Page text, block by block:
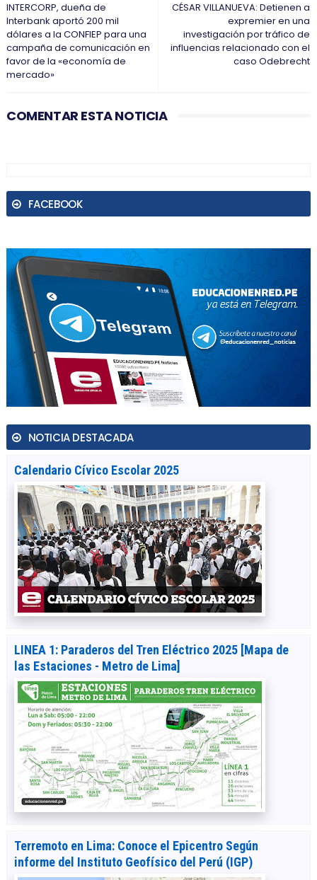
CÉSAR VILLANUEVA: Detienen a
expremier en una
investigación por tráfico de
influencias relacionado con el
caso Odebrecht
INTERCORP, dueña de
Interbank aportó 200 mil
dólares a la CONFIEP para una
campaña de comunicación en
favor de la «economía de
mercado»
COMENTAR ESTA NOTICIA
FACEBOOK
NOTICIA DESTACADA
Calendario Cívico Escolar 2025
LINEA 1: Paraderos del Tren Eléctrico 2025 [Mapa de
las Estaciones - Metro de Lima]
Terremoto en Lima: Conoce el Epicentro Según
informe del Instituto Geofísico del Perú (IGP)